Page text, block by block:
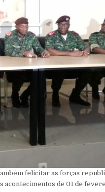
felicitar as forças
acontecimentos de 01 de